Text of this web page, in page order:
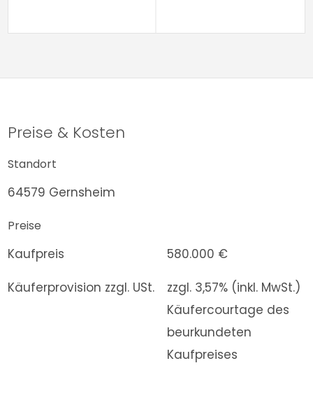
Preise & Kosten
Standort
64579 Gernsheim
Preise
Kaufpreis
580.000 €
Käuferprovision zzgl. USt.
zzgl. 3,57% (inkl. MwSt.)
Käufercourtage des
beurkundeten
Kaufpreises